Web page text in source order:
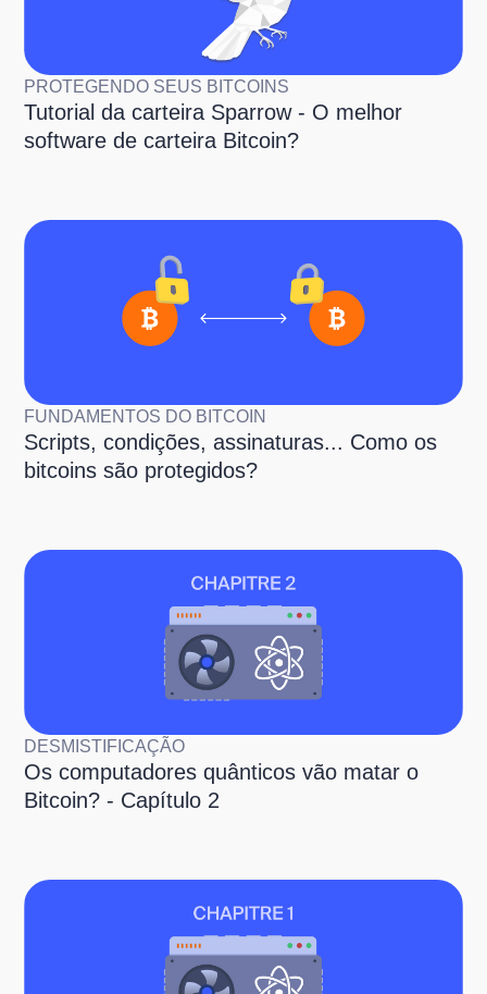
PROTEGENDO SEUS BITCOINS
Tutorial da carteira Sparrow - O melhor
software de carteira Bitcoin?
FUNDAMENTOS DO BITCOIN
Scripts, condições, assinaturas... Como os
bitcoins são protegidos?
DESMISTIFICAÇÃO
Os computadores quânticos vão matar o
Bitcoin? - Capítulo 2